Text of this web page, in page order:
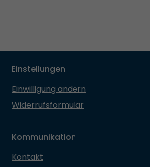
Einstellungen
Einwilligung ändern
Widerrufsformular
Kommunikation
Kontakt